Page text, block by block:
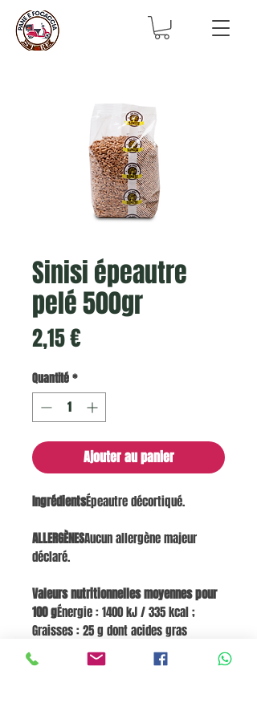
Sinisi épeautre
pelé 500gr
2,15 €Prix
Quantité*
Ajouter au panier
IngrédientsÉpeautre décortiqué.
ALLERGÈNESAucun allergène majeur
déclaré.
Valeurs nutritionnelles moyennes pour
100 gÉnergie : 1400 kJ / 335 kcal ;
Graisses : 25 g dont acides gras
saturés 0 g ; Glucides : 58,5 g dont
sucres 2,7 g ; Protéines : 15,1 g ; Sel : 0